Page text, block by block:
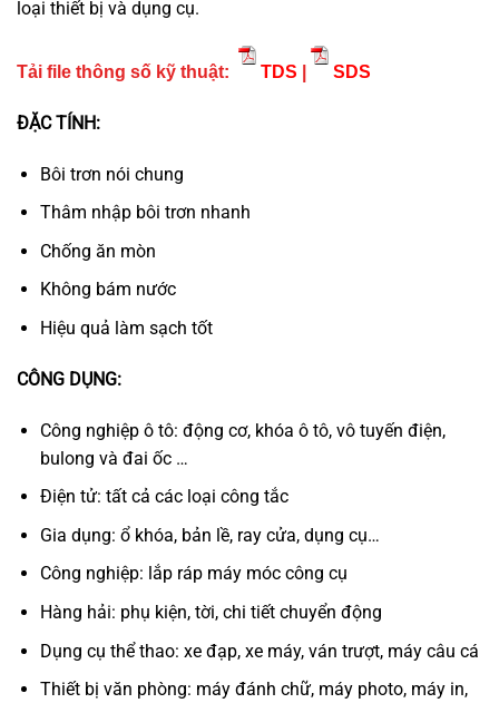
loại thiết bị và dụng cụ.
Tải file thông số kỹ thuật: TDS SDS
ĐẶC TÍNH:
Bôi trơn nói chung
Thâm nhập bôi trơn nhanh
Chống ăn mòn
Không bám nước
Hiệu quả làm sạch tốt
CÔNG DỤNG:
Công nghiệp ô tô: động cơ, khóa ô tô, vô tuyến điện,
bulong và đai ốc …
Điện tử: tất cả các loại công tắc
Gia dụng: ổ khóa, bản lề, ray cửa, dụng cụ…
Công nghiệp: lắp ráp máy móc công cụ
Hàng hải: phụ kiện, tời, chi tiết chuyển động
Dụng cụ thể thao: xe đạp, xe máy, ván trượt, máy câu cá
Thiết bị văn phòng: máy đánh chữ, máy photo, máy in,